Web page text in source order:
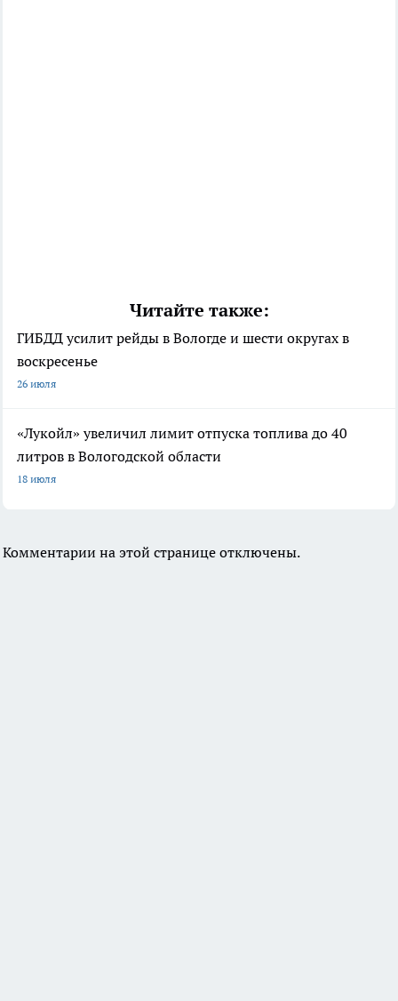
Читайте также:
ГИБДД усилит рейды в Вологде и шести округах в
воскресенье
26 июля
«Лукойл» увеличил лимит отпуска топлива до 40
литров в Вологодской области
18 июля
Комментарии на этой странице отключены.